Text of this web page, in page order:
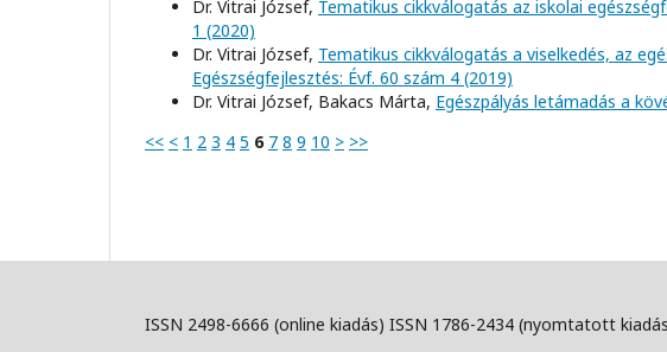
Dr. Vitrai József, Tematikus cikkválogatás az iskolai
1 (2020)
Dr. Vitrai József, Tematikus cikkválogatás a viselkedés, az
Egészségfejlesztés: Évf. 60 szám 4 (2019)
Dr. Vitrai József, Bakacs Márta, Egészpályás letámadás a
<< < 1 2 3 4 5 6 7 8 9 10 > >>
ISSN 2498-6666 (online kiadás) ISSN 1786-2434 (nyomtatott